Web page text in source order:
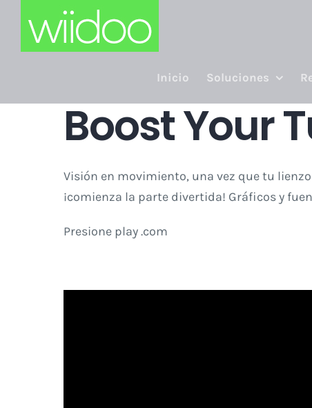
content
Inicio Soluciones
Boost Your
Visión en movimiento, una vez que tu
¡comienza la parte divertida! Gráficos y
Presione play .com